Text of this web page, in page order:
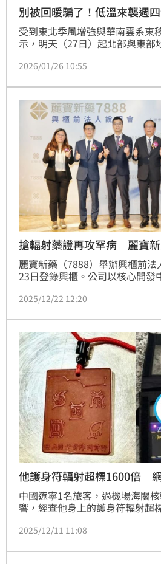
別被回暖騙了！低溫來襲週
受到東北季風增強與華南雲系東
示，明天（27日）起北部與東部
大台北山區、基隆北海岸及東北
2026/01/26 10:55
搶輻射藥證再攻罕病 麗寶
麗寶新藥（7888）舉辦興櫃前
23日登錄興櫃。公司以核心開發
石，打造全球首家同時布局「國
的全球領先進度、橫跨多適應症
臨床成果受到國內外法人關注，
權潛力的新藥公司之一
2025/12/22 12:20
他護身符輻射超標1600倍
中國遼寧1名旅客，過機場海關
響，經查他身上的護身符輻射超
了。
2025/12/11 11:08